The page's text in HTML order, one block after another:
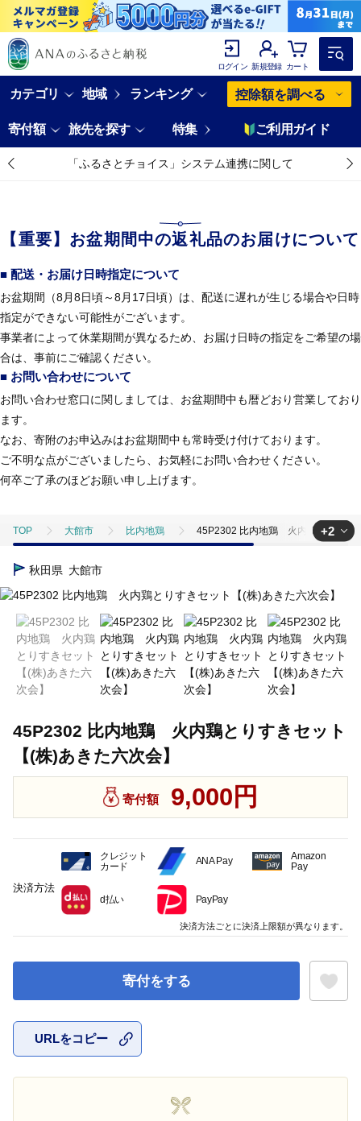
ログイン 新規登録 カート
カテゴリ 地域 ランキング 控除額を調べる
寄付額 旅先を探す 特集 ご利用ガイド
「ふるさとチョイス」システム連携に関して
【重要】お盆期間中の返礼品のお届けについて
■ 配送・お届け日時指定について
お盆期間（8月8日頃～8月17日頃）は、配送に遅れが生じる場合や日時
指定ができない可能性がございます。
事業者によって休業期間が異なるため、お届け日時の指定をご希望の場
合は、事前にご確認ください。
■ お問い合わせについて
お問い合わせ窓口に関しましては、お盆期間中も暦どおり営業しており
ます。
なお、寄附のお申込みはお盆期間中も常時受け付けております。
ご不明な点がございましたら、お気軽にお問い合わせください。
何卒ご了承のほどお願い申し上げます。
TOP 大館市 比内地鶏 45P2302 比内地鶏 火内鶏とりすき
TOP
TOP 加工食品 鍋 45P2302 比内地鶏 火内鶏とりすきセッ
+2
秋田県 大館市
45P2302 比内地鶏 火内鶏とりすきセット
【(株)あきた六次会】
寄付額 9,000円
寄付をする
URLをコピー
決済方法
クレジット
カード
ANA Pay
Amazon
Pay
d払い PayPay
決済方法ごとに決済上限額が異なります。